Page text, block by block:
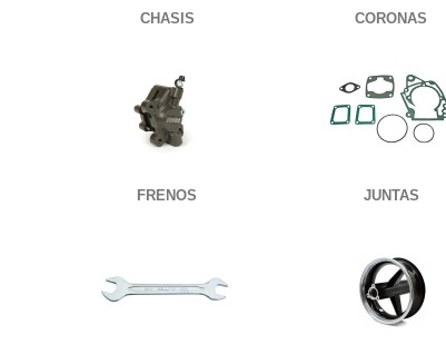
CHASIS CORONAS
FRENOS JUNTAS